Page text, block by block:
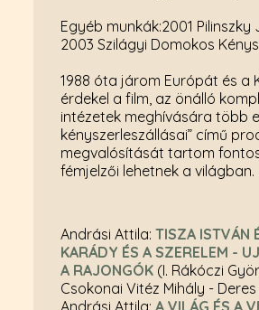
Egyéb munkák:2001
2003 Szilágyi Domokos
1988 óta járom Európát és a
érdekel a film, az önálló
intézetek meghívására több
kényszerleszállásai” című
megvalósítását tartom
fémjelzői lehetnek a világban.
Andrási Attila: TISZA ISTVÁN
KARÁDY ÉS A SZERELEM -
A RAJONGÓK (I. Rákóczi
Csokonai Vitéz Mihály - Deres
Andrási Attila: A VILÁG ÉS A